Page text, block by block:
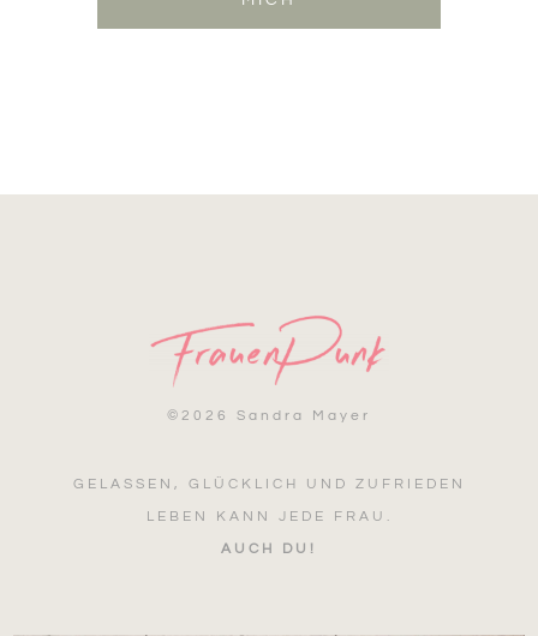
© 2026 Sandra Mayer
GELASSEN, GLÜCKLICH UND ZUFRIEDEN
LEBEN KANN JEDE FRAU.
AUCH DU!